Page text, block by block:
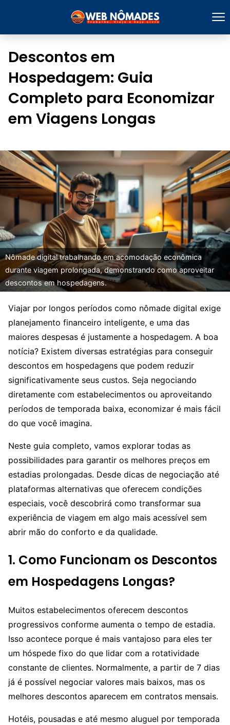
Descontos em
Hospedagem: Guia
Completo para Economizar
em Viagens Longas
Nômade digital trabalhando em acomodação econômica
durante viagem prolongada, demonstrando como aproveitar
descontos em hospedagens.
Viajar por longos períodos como nômade digital exige
planejamento financeiro inteligente, e uma das
maiores despesas é justamente a hospedagem. A boa
notícia? Existem diversas estratégias para conseguir
descontos em hospedagens que podem reduzir
significativamente seus custos. Seja negociando
diretamente com estabelecimentos ou aproveitando
períodos de temporada baixa, economizar é mais fácil
do que você imagina.
Neste guia completo, vamos explorar todas as
possibilidades para garantir os melhores preços em
estadias prolongadas. Desde dicas de negociação até
plataformas alternativas que oferecem condições
especiais, você descobrirá como transformar sua
experiência de viagem em algo mais acessível sem
abrir mão do conforto e da qualidade.
1. Como Funcionam os Descontos
em Hospedagens Longas?
Muitos estabelecimentos oferecem descontos
progressivos conforme aumenta o tempo de estadia.
Isso acontece porque é mais vantajoso para eles ter
um hóspede fixo do que lidar com a rotatividade
constante de clientes. Normalmente, a partir de 7 dias
já é possível negociar valores mais baixos, mas os
melhores descontos aparecem em contratos mensais.
Hotéis, pousadas e até mesmo aluguel por temporada